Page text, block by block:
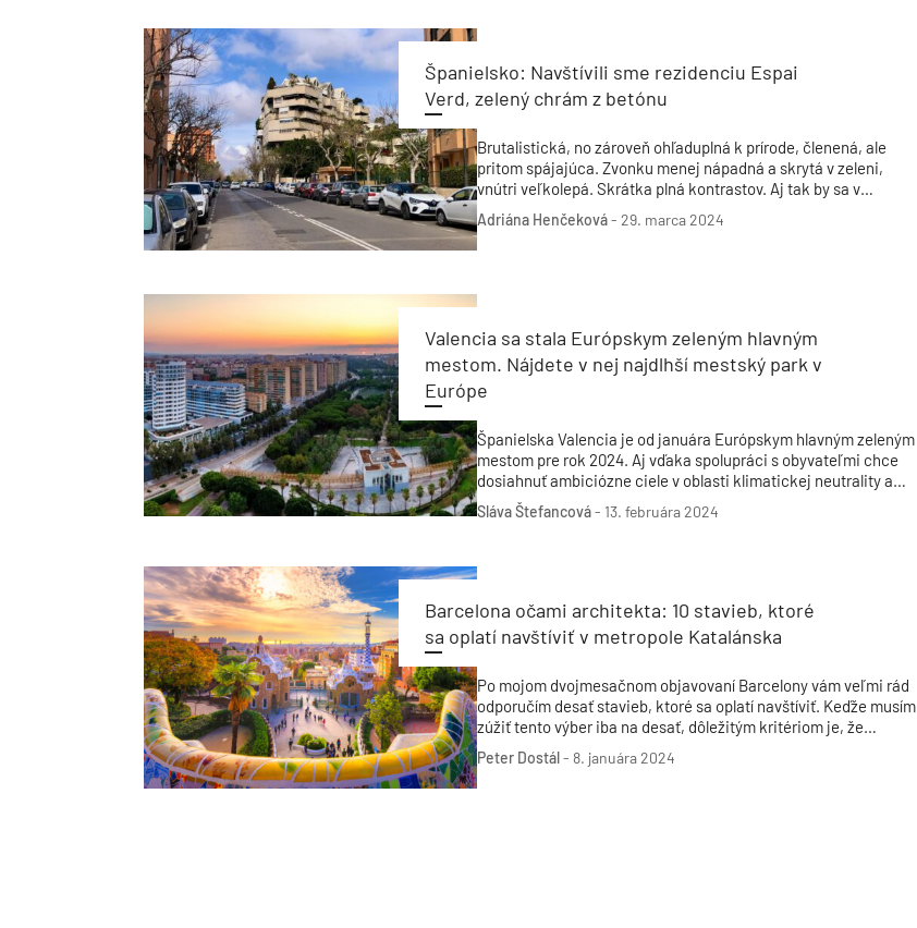
Španielsko: Navštívili sme rezidenciu Espai
Verd, zelený chrám z betónu
Brutalistická, no zároveň ohľaduplná k prírode, členená, ale
pritom spájajúca. Zvonku menej nápadná a skrytá v zeleni,
vnútri veľkolepá. Skrátka plná kontrastov. Aj tak by sa v
krátkosti dala opísať rezidenčná budova Espai Verd, z
valencijského dialektu doslova Zelené miesto, ktorá vznikla z
Adriána Henčeková-29. marca 2024
Valencia sa stala Európskym zeleným hlavným
mestom. Nájdete v nej najdlhší mestský park v
Európe
Španielska Valencia je od januára Európskym hlavným zeleným
mestom pre rok 2024. Aj vďaka spolupráci s obyvateľmi chce
dosiahnuť ambiciózne ciele v oblasti klimatickej neutrality a
životného prostredia. Ako sa za posledné roky zmenili jej
verejné priestory?
Sláva Štefancová- 13. februára 2024
Barcelona očami architekta: 10 stavieb, ktoré
sa oplatí navštíviť v metropole Katalánska
Po mojom dvojmesačnom objavovaní Barcelony vám veľmi rád
odporučím desať stavieb, ktoré sa oplatí navštíviť. Keďže musím
zúžiť tento výber iba na desať, dôležitým kritériom je, že
takmer všetky z týchto stavieb sú verejne prístupné.
Peter Dostál- 8. januára 2024